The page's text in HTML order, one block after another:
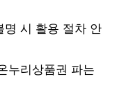
명 시 활용 절차 안
누리상품권 파는